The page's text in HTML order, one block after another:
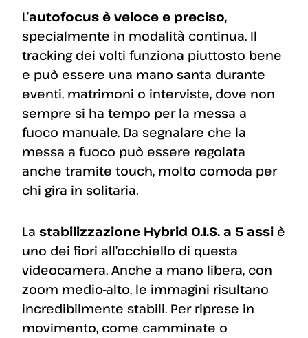
L’autofocus è veloce e preciso,
specialmente in modalità continua. Il
tracking dei volti funziona piuttosto bene
e può essere una mano santa durante
eventi, matrimoni o interviste, dove non
sempre si ha tempo per la messa a
fuoco manuale. Da segnalare che la
messa a fuoco può essere regolata
anche tramite touch, molto comoda per
chi gira in solitaria.
La stabilizzazione Hybrid O.I.S. a 5 assi è
uno dei fiori all’occhiello di questa
videocamera. Anche a mano libera, con
zoom medio-alto, le immagini risultano
incredibilmente stabili. Per riprese in
movimento, come camminate o